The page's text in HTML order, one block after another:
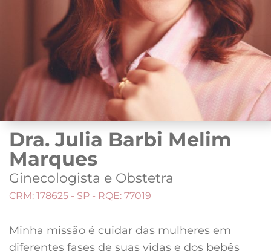
Dra. Julia Barbi Melim
Marques
Ginecologista e Obstetra
CRM: 178625 - SP - RQE: 77019
Minha missão é cuidar das mulheres em
diferentes fases de suas vidas e dos bebês